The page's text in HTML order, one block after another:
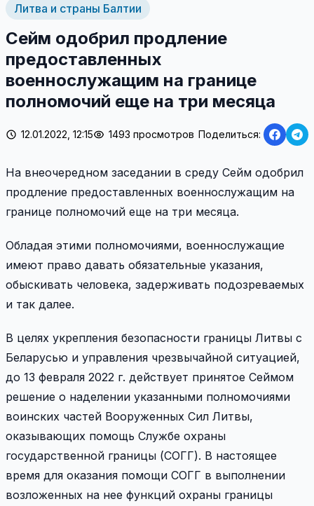
Литва и страны Балтии
Сейм одобрил продление
предоставленных
военнослужащим на границе
полномочий еще на три месяца
12.01.2022, 12:15 1493 просмотров Поделиться:
На внеочередном заседании в среду Сейм одобрил
продление предоставленных военнослужащим на
границе полномочий еще на три месяца.
Обладая этими полномочиями, военнослужащие
имеют право давать обязательные указания,
обыскивать человека, задерживать подозреваемых
и так далее.
В целях укрепления безопасности границы Литвы с
Беларусью и управления чрезвычайной ситуацией,
до 13 февраля 2022 г. действует принятое Сеймом
решение о наделении указанными полномочиями
воинских частей Вооруженных Сил Литвы,
оказывающих помощь Службе охраны
государственной границы (СОГГ). В настоящее
время для оказания помощи СОГГ в выполнении
возложенных на нее функций охраны границы